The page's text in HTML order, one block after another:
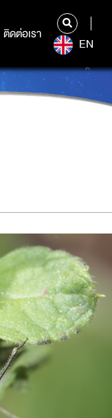
ติดต่อเรา
ติดต่อเรา
EN